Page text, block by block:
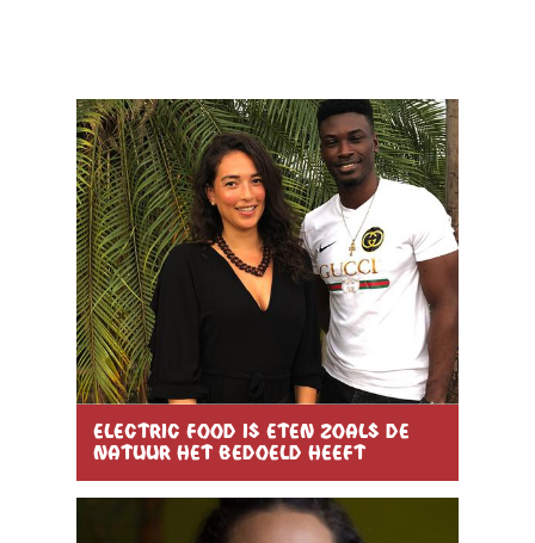
Electric food is eten zoals de
natuur het bedoeld heeft